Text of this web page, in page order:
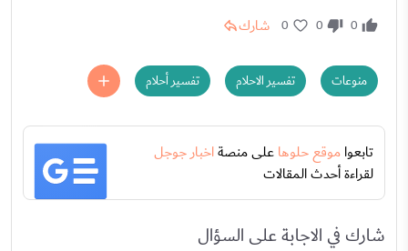
0
0
0 شارك
منوعات تفسير الاحلام تفسير أحلام
تابعواموقع حلوهاعلى منصةاخبار جوجل
لقراءة أحدث المقالات
شارك في الاجابة على السؤال